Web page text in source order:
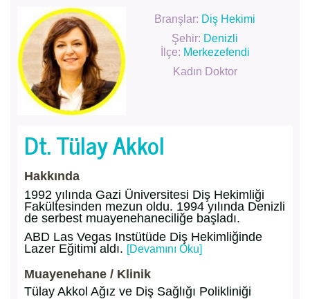
Branşlar: Diş Hekimi
Şehir: Denizli
İlçe: Merkezefendi
Kadın Doktor
Dt. Tülay Akkol
Hakkında
1992 yılında Gazi Üniversitesi Diş Hekimliği
Fakültesinden mezun oldu. 1994 yılında Denizli
de serbest muayenehaneciliğe başladı.
ABD Las Vegas Instütüde Diş Hekimliğinde
Lazer Eğitimi aldı. [Devamını Oku]
Muayenehane / Klinik
Tülay Akkol Ağız ve Diş Sağlığı Polikliniği